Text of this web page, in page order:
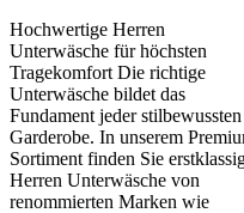
Hochwertige Herren
Unterwäsche für höchsten
Tragekomfort Die richtige
Unterwäsche bildet das
Fundament jeder stilbewussten
Garderobe. In unserem
Sortiment finden Sie
Herren Unterwäsche von
renommierten Marken wie